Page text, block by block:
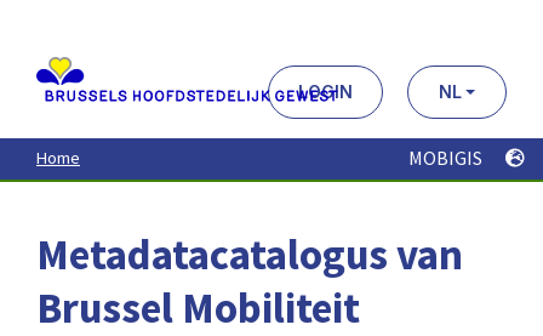
contenu
principal
LOGIN NL
Home MOBIGIS
Metadatacatalogus van
Brussel Mobiliteit